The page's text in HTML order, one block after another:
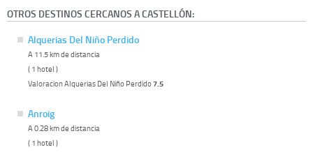
OTROS DESTINOS CERCANOS A CASTELLÓN:
Alquerias Del Niño Perdido
A 11.5 km de distancia
( 1 hotel )
Valoracion Alquerias Del Niño Perdido7.5
Anroig
A 0.28 km de distancia
( 1 hotel )